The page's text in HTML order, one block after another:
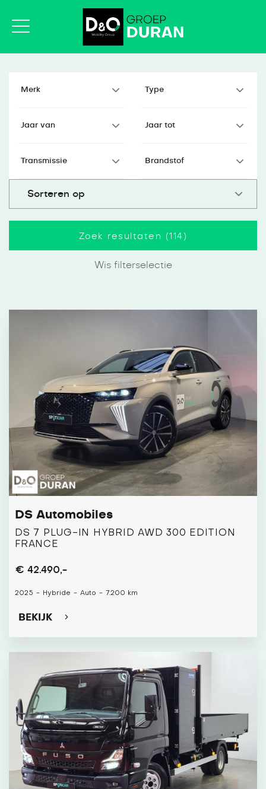
Zoek resultaten (114 )
Wis filterselectie
DS Automobiles
DS 7 PLUG-IN HYBRID AWD 300 ÉDITION
FRANCE
€ 42.490,-
2025 - Hybride - Auto - 7.200 km
BEKIJK